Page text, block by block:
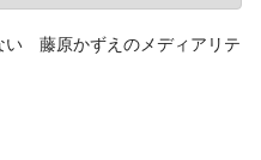
い 藤原かずえのメディアリテ